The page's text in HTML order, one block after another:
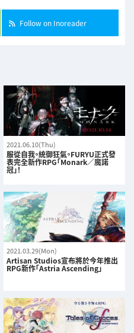
Follow on Inoreader
2021.06.10(Thu)
服從自我。統御狂氣。FURYU正式發
表完全新作RPG「Monark／魔諾
冠」！
2021.03.29(Mon)
Artisan Studios宣布將於今年推出
RPG新作「Astria Ascending」